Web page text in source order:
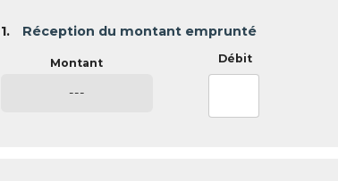
1. Réception du montant emprunté
---